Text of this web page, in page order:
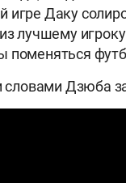
Даку
лучшему
поменяться
словами Дзюба